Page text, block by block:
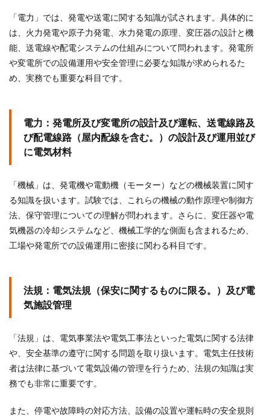
「電力」では、発電や送電に関する知識が試されます。具体的に
は、火力発電や原子力発電、水力発電の原理、変圧器の設計と機
能、送電線や配電システムの仕組みについて問われます。発電所
や変電所での設備運用や安全管理に必要な知識が求められるた
め、実務でも重要な科目です。
電力：発電所及び変電所の設計及び運転、送電線路及
び配電線路（屋内配線を含む。）の設計及び運用並び
に電気材料
「機械」は、 発電機や電動機（モーター）などの機械装置に関す
る知識を扱います。試験では、これらの機械の動作原理や制御方
法、保守管理についての理解が問われます。さらに、変圧器や電
気機器の冷却システムなど、機械工学的な側面も含まれるため、
工場や発電所での設備運用に密接に関わる科目です。
法規：電気法規（保安に関するものに限る。）及び電
気施設管理
「法規」は、電気事業法や電気工事法といった電気に関する法律
や、安全基準の遵守に関する問題を取り扱います。電気主任技術
者は法律に基づいて電気設備の管理を行うため、法規の知識は実
務でも非常に重要です。
また、停電や故障時の対応方法、設備の設置や運転時の安全規則